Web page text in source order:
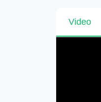
Video